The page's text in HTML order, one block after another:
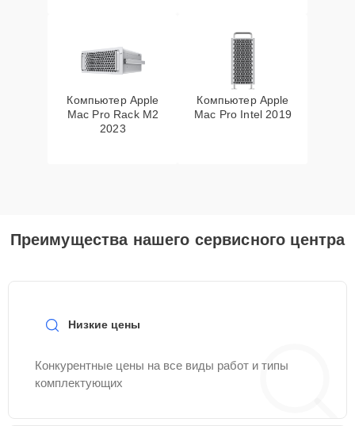
Компьютер Apple
Mac Pro Rack M2
2023
Компьютер Apple
Mac Pro Intel 2019
Преимущества нашего сервисного центра
Низкие цены
Конкурентные цены на все виды работ и типы
комплектующих